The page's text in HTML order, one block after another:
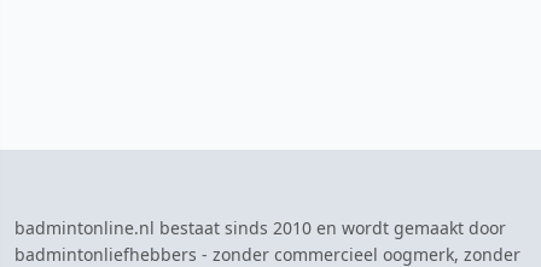
badmintonline.nl bestaat sinds 2010 en wordt gemaakt door
badmintonliefhebbers - zonder commercieel oogmerk, zonder